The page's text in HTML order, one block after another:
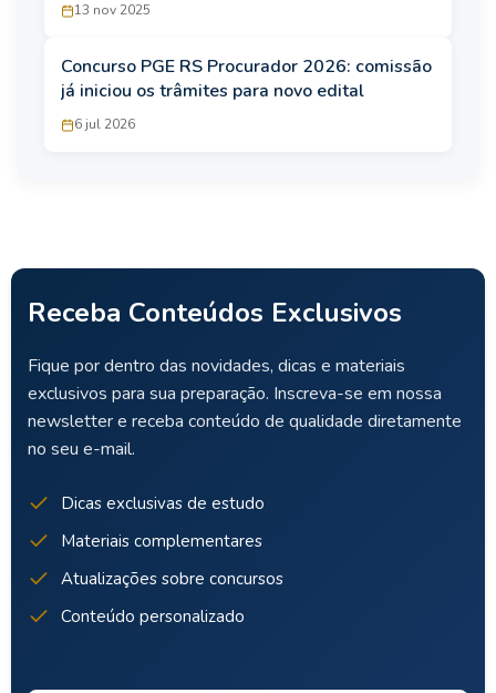
13 nov 2025
Concurso PGE RS Procurador 2026: comissão
já iniciou os trâmites para novo edital
6 jul 2026
Receba Conteúdos Exclusivos
Fique por dentro das novidades, dicas e materiais
exclusivos para sua preparação. Inscreva-se em nossa
newsletter e receba conteúdo de qualidade diretamente
no seu e-mail.
Dicas exclusivas de estudo
Materiais complementares
Atualizações sobre concursos
Conteúdo personalizado